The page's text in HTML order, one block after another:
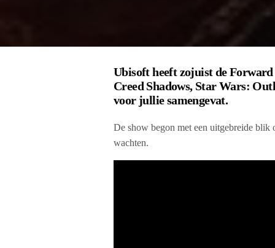
Ubisoft heeft zojuist de Forward
Creed Shadows, Star Wars:
voor jullie samengevat.
De show begon met een uitgebreide blik
wachten.